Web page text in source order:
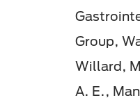
Group,
Willard,
A. E.,